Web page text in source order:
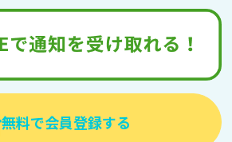
無料で会員登録する